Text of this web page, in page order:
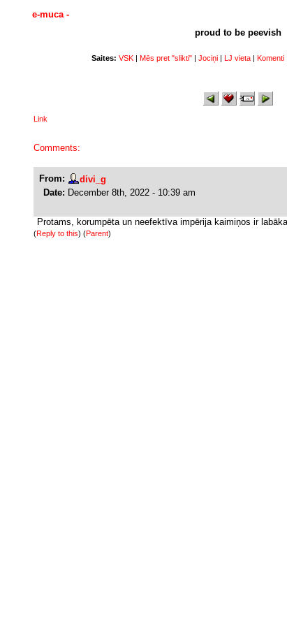
e-muca -
proud to be peevish
Saites: VSK| Mēs pret "slikti"| Jociņi| LJ vieta| Komenti|
Link
Comments:
From:
divi_g
Date: December 8th, 2022 - 10:39 am
Protams, korumpēta un neefektīva impērija kaimiņos ir
(Reply to this) (Parent)